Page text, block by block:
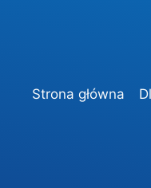
Strona główna